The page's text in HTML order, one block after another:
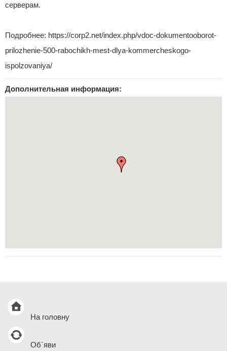
серверам.
Подробнее: https://corp2.net/index.php/vdoc-dokumentooborot-
prilozhenie-500-rabochikh-mest-dlya-kommercheskogo-
ispolzovaniya/
Дополнительная информация:
На головну
Об`яви